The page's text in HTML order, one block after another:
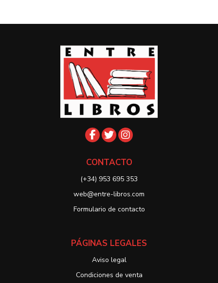
CONTACTO
(+34) 953 695 353
web@entre-libros.com
Formulario de contacto
PÁGINAS LEGALES
Aviso legal
Condiciones de venta